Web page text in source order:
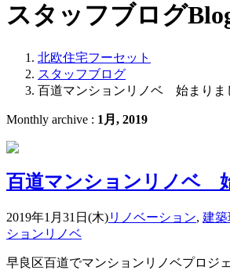
スタッフブログ
北欧住宅フーセット
スタッフブログ
百道マンションリノベ 始まりま
Monthly archive : 1月, 2019
百道マンションリノベ
2019年1月31日(木)リノベーション, 建築
ションリノベ
早良区百道でマンションリノベプロジ